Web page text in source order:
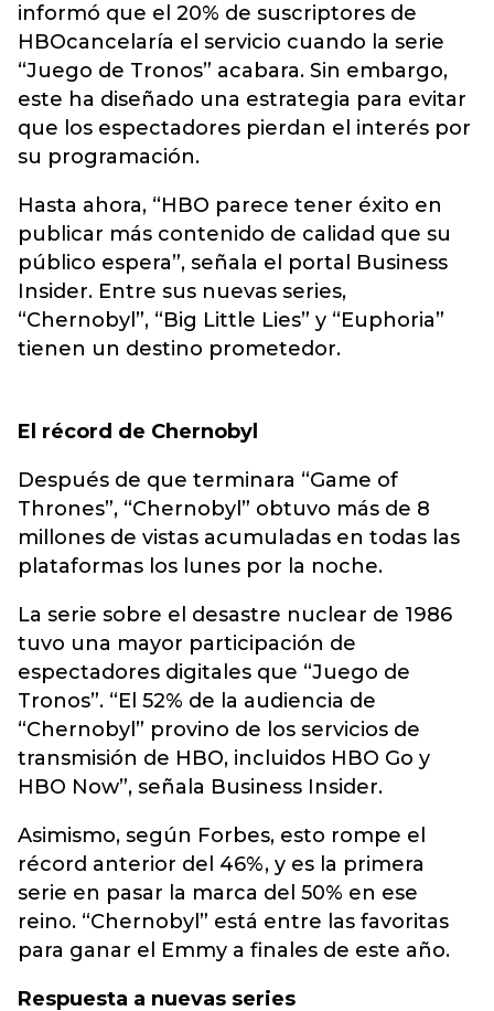
informó que el 20% de suscriptores de
HBOcancelaría el servicio cuando la serie
“Juego de Tronos” acabara. Sin embargo,
este ha diseñado una estrategia para evitar
que los espectadores pierdan el interés por
su programación.
Hasta ahora, “HBO parece tener éxito en
publicar más contenido de calidad que su
público espera”, señala el portal Business
Insider. Entre sus nuevas series,
“Chernobyl”, “Big Little Lies” y “Euphoria”
tienen un destino prometedor.
El récord de Chernobyl
Después de que terminara “Game of
Thrones”, “Chernobyl” obtuvo más de 8
millones de vistas acumuladas en todas las
plataformas los lunes por la noche.
La serie sobre el desastre nuclear de 1986
tuvo una mayor participación de
espectadores digitales que “Juego de
Tronos”. “El 52% de la audiencia de
“Chernobyl” provino de los servicios de
transmisión de HBO, incluidos HBO Go y
HBO Now”, señala Business Insider.
Asimismo, según Forbes, esto rompe el
récord anterior del 46%, y es la primera
serie en pasar la marca del 50% en ese
reino. “Chernobyl” está entre las favoritas
para ganar el Emmy a finales de este año.
Respuesta a nuevas series